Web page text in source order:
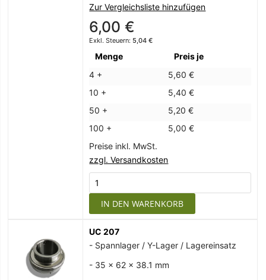
Zur Vergleichsliste hinzufügen
6,00 €
5,04 €
Menge
Preis je
4 +
5,60 €
10 +
5,40 €
50 +
5,20 €
100 +
5,00 €
Preise inkl. MwSt.
zzgl. Versandkosten
IN DEN WARENKORB
UC 207
- Spannlager / Y-Lager / Lagereinsatz
- 35 x 62 x 38.1 mm